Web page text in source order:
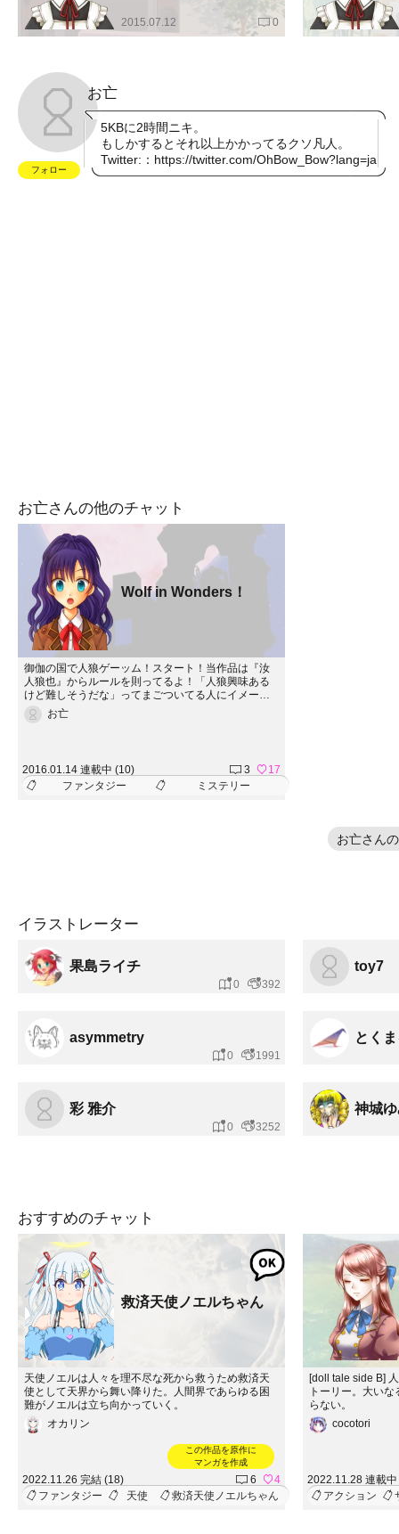
2015.07.12 0
フォロー
お亡
5KBに2時間ニキ。
もしかするとそれ以上かかってるクソ凡人。
Twitter:： https://twitter.com/OhBow_Bow?lang=ja
お亡さんの他のチャット
Wolf in Wonders！
御伽の国で人狼ゲーッム！スタート！当作品は『汝
人狼也』からルールを則ってるよ！「人狼興味ある
けど難しそうだな」ってまごついてる人にイメージ
だけでも掴んでもらえる作品になるといいな！多分
嘘だけどな。
お亡
2016.01.14 連載中 (10) 3
17
ファンタジー
ミステリー
お亡さん
イラストレーター
果島ライチ
0 392
toy7
asymmetry
0 1991
とく
彩 雅介
0 3252
神城
おすすめのチャット
救済天使ノエルちゃん
天使ノエルは人々を理不尽な死から救うため救済天
使として天界から舞い降りた。人間界であらゆる困
難がノエルは立ち向かっていく。
オカリン
この作品を原作に
マンガを作成
2022.11.26 完結 (18) 6
4
ファンタジー
天使 救済天使ノエルちゃん
[doll tale side B]
トーリー。大い
らない。
cocotori
2022.11.28 連載
アクション